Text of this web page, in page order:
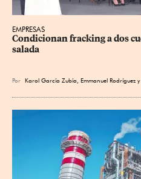
EMPRESAS
Condicionan fracking a dos
salada
Por Karol García Zubía Emmanuel Rodríguez y